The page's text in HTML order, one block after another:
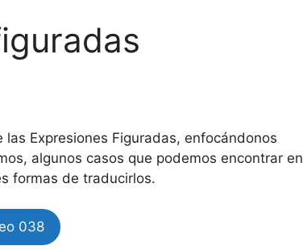
Expresiones Figuradas, enfocándonos
algunos casos que podemos encontrar en
formas de traducirlos.
038